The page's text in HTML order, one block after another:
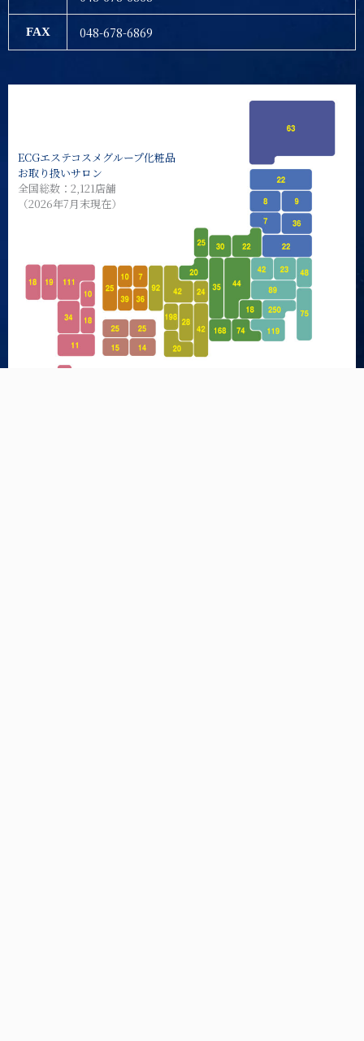
FAX 048-678-6869
ECGエステコスメグループ化粧品
お取り扱いサロン
全国総数：2,121店舗
（2026年7月末現在）